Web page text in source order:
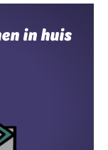
in huis